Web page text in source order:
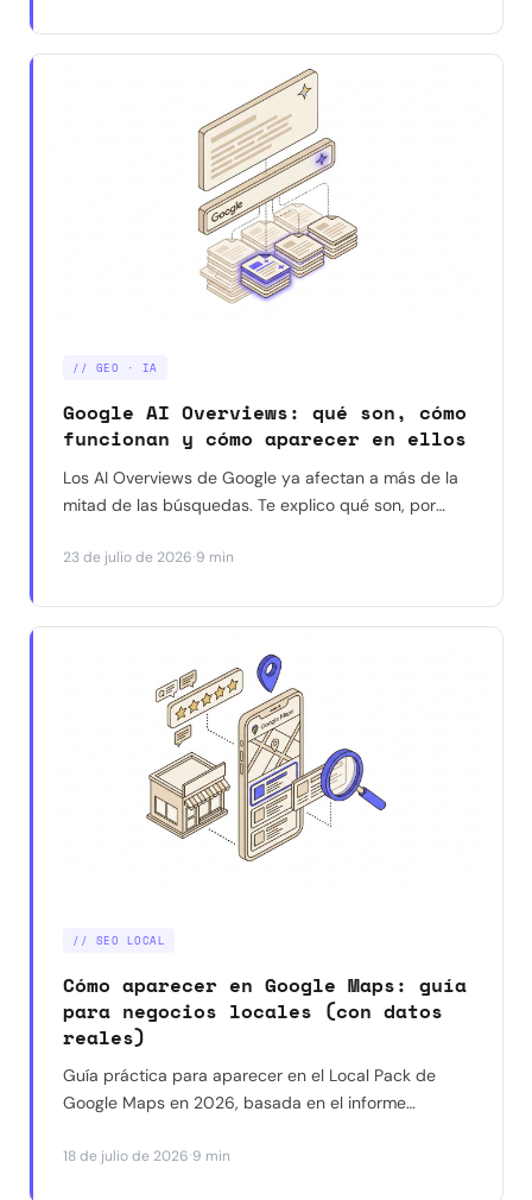
// GEO · IA
Google AI Overviews: qué son, cómo
funcionan y cómo aparecer en ellos
Los AI Overviews de Google ya afectan a más de la
mitad de las búsquedas. Te explico qué son, por
datos reales (no las suposiciones) sobre cómo
23 de julio de 2026·9 min
// SEO LOCAL
Cómo aparecer en Google Maps: guía
para negocios locales (con datos
reales)
Guía práctica para aparecer en el Local Pack de
Google Maps en 2026, basada en el informe
Barcelona. Qué funciona, qué ya no funciona y por
18 de julio de 2026·9 min